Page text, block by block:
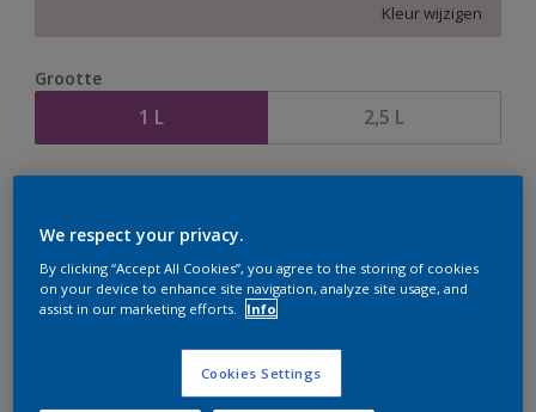
Kleur wijzigen
Grootte
1 L 2,5 L
Op dit moment is het niet mogelijk dit product online
te bestellen. Houd de website in de gaten, we werken
er hard aan om de voorraad aan te vullen.
We respect your privacy.
By clicking “Accept All Cookies”, you agree to the storing of cookies
on your device to enhance site navigation, analyze site usage, and
assist in our marketing efforts.
Info
Cookies Settings